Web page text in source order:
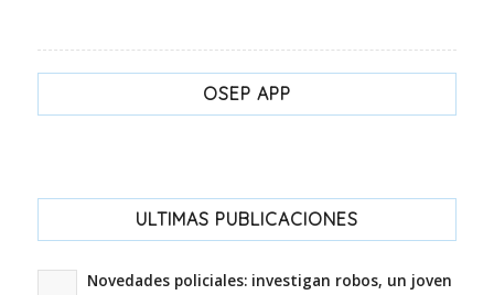
OSEP APP
ULTIMAS PUBLICACIONES
Novedades policiales: investigan robos, un joven